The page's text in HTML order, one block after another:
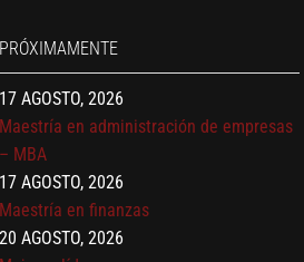
PRÓXIMAMENTE
Gerencia de empresas familiares
17 AGOSTO, 2026
Maestría en administración de empresas
– MBA
17 AGOSTO, 2026
Maestría en finanzas
20 AGOSTO, 2026
Mujeres líderes